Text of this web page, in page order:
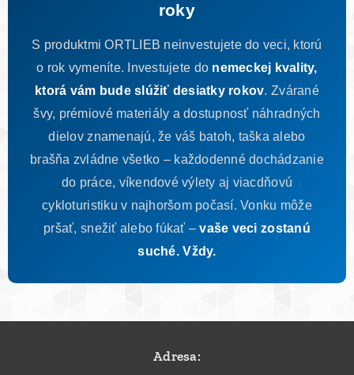
roky
S produktmi ORTLIEB neinvestujete do veci, ktorú
o rok vymeníte. Investujete do nemeckej kvality,
ktorá vám bude slúžiť desiatky rokov. Zvárané
švy, prémiové materiály a dostupnosť náhradných
dielov znamenajú, že váš batoh, taška alebo
brašňa zvládne všetko – každodenné dochádzanie
do práce, víkendové výlety aj viacdňovú
cykloturistiku v najhoršom počasí. Vonku môže
pršať, snežiť alebo fúkať –vaše veci zostanú
suché. Vždy.
Adresa: